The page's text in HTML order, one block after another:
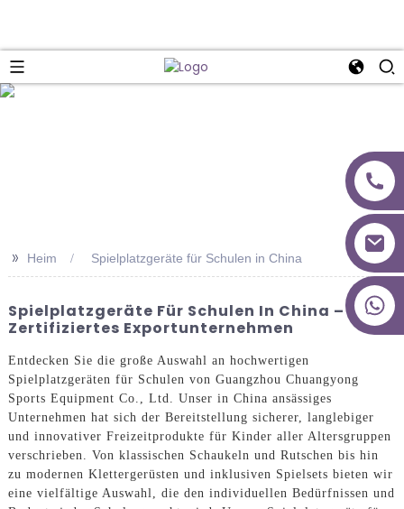
>> Heim Spielplatzgeräte für Schulen in China
Spielplatzgeräte Für Schulen In China – CE-
Zertifiziertes Exportunternehmen
Entdecken Sie die große Auswahl an hochwertigen
Spielplatzgeräten für Schulen von Guangzhou Chuangyong
Sports Equipment Co., Ltd. Unser in China ansässiges
Unternehmen hat sich der Bereitstellung sicherer, langlebiger
und innovativer Freizeitprodukte für Kinder aller Altersgruppen
verschrieben. Von klassischen Schaukeln und Rutschen bis hin
zu modernen Klettergerüsten und inklusiven Spielsets bieten wir
eine vielfältige Auswahl, die den individuellen Bedürfnissen und